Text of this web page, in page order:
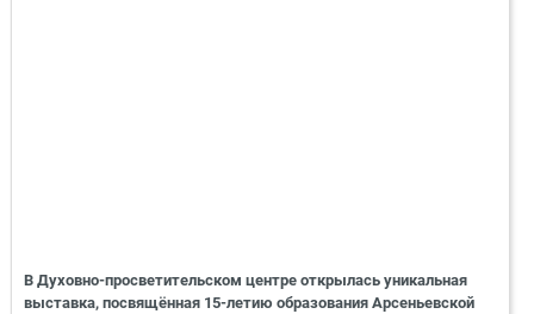
В Духовно-просветительском центре открылась уникальная
выставка, посвящённая 15-летию образования Арсеньевской